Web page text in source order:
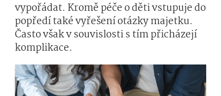
vypořádat. Kromě péče o děti vstupuje do
popředí také vyřešení otázky majetku.
Často však v souvislosti s tím přicházejí
komplikace.